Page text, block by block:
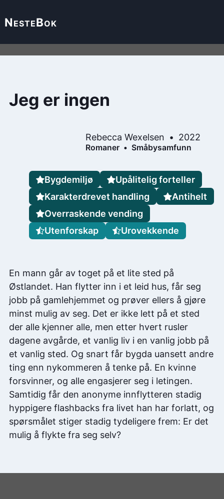
NesteBok
Jeg er ingen
Rebecca Wexelsen 2022
Romaner Småbysamfunn
En mann går av toget på et lite sted på
Østlandet. Han flytter inn i et leid hus, får seg
jobb på gamlehjemmet og prøver ellers å gjøre
minst mulig av seg. Det er ikke lett på et sted
der alle kjenner alle, men etter hvert rusler
dagene avgårde, et vanlig liv i en vanlig jobb på
et vanlig sted. Og snart får bygda uansett andre
ting enn nykommeren å tenke på. En kvinne
forsvinner, og alle engasjerer seg i letingen.
Samtidig får den anonyme innflytteren stadig
hyppigere flashbacks fra livet han har forlatt, og
spørsmålet stiger stadig tydeligere frem: Er det
mulig å flykte fra seg selv?
Bygdemiljø
Upålitelig forteller
Karakterdrevet handling
Antihelt
Overraskende vending
Utenforskap
Urovekkende